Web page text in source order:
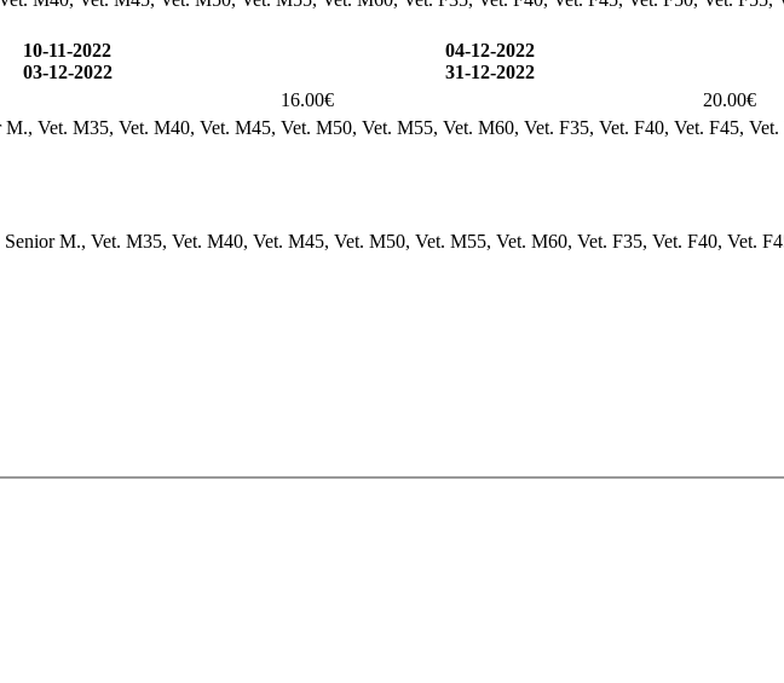
10-11-2022
03-12-2022
04-12-2022
31-12-2022
16.00€
20.00€
Vet. M35, Vet. M40, Vet. M45, Vet. M50, Vet. M55, Vet. M60, Vet. F35, Vet. F40, Vet. F45,
M., Vet. M35, Vet. M40, Vet. M45, Vet. M50, Vet. M55, Vet. M60, Vet. F35, Vet. F40, Vet.